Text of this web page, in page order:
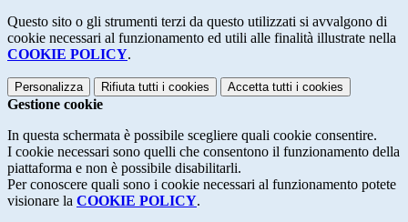
Questo sito o gli strumenti terzi da questo utilizzati si avvalgono di
cookie necessari al funzionamento ed utili alle finalità illustrate nella
COOKIE POLICY.
Personalizza Rifiuta tutti i cookies Accetta tutti i cookies
Gestione cookie
In questa schermata è possibile scegliere quali cookie consentire.
I cookie necessari sono quelli che consentono il funzionamento della
piattaforma e non è possibile disabilitarli.
Per conoscere quali sono i cookie necessari al funzionamento potete
visionare la COOKIE POLICY.